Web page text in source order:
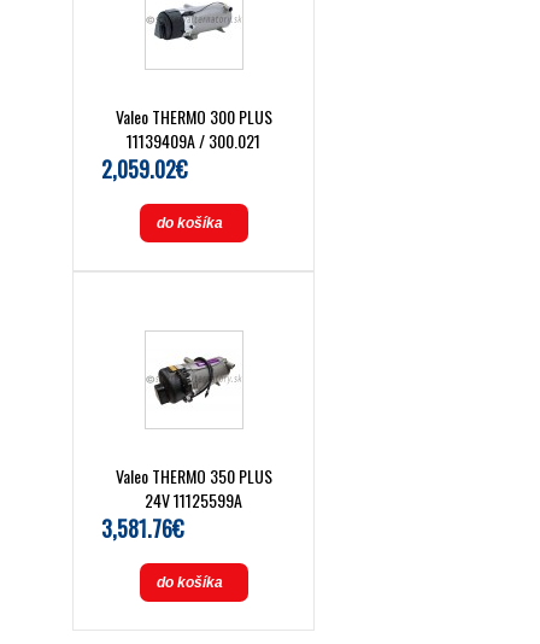
Valeo THERMO 300 PLUS
11139409A / 300.021
2,059.02€
do košíka
Valeo THERMO 350 PLUS
24V 11125599A
3,581.76€
do košíka